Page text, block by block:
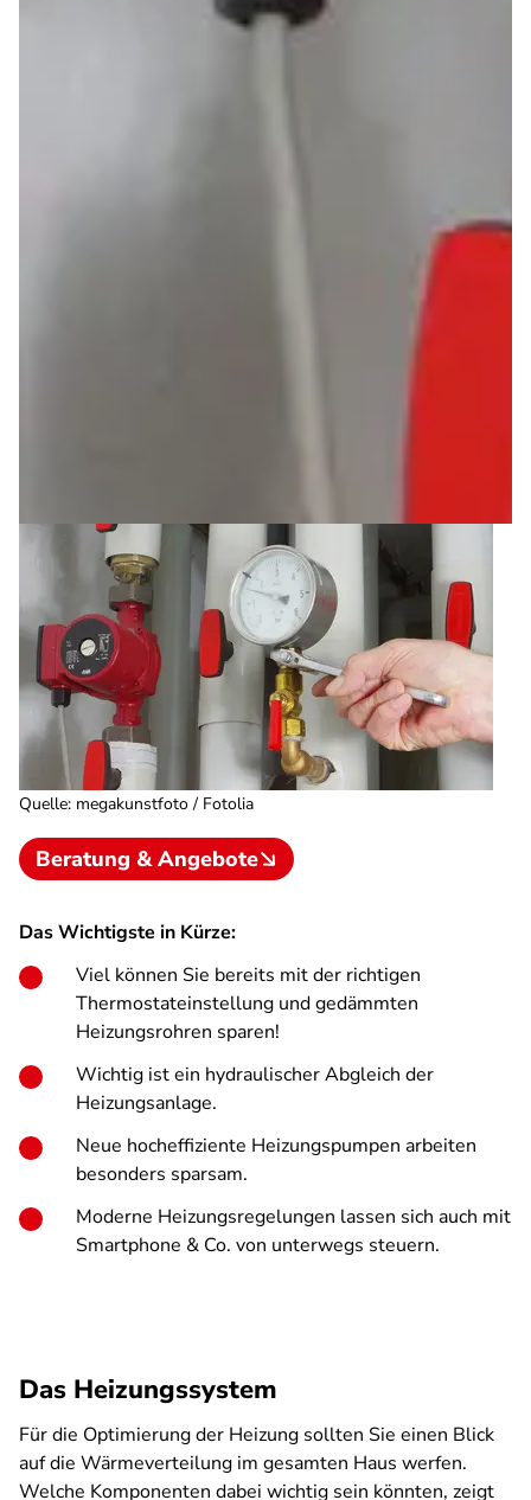
Quelle: megakunstfoto / Fotolia
Beratung & Angebote
Das Wichtigste in Kürze:
Viel können Sie bereits mit der richtigen
Thermostateinstellung und gedämmten
Heizungsrohren sparen!
Wichtig ist ein hydraulischer Abgleich der
Heizungsanlage.
Neue hocheffiziente Heizungspumpen arbeiten
besonders sparsam.
Moderne Heizungsregelungen lassen sich auch mit
Smartphone & Co. von unterwegs steuern.
Das Heizungssystem
Für die Optimierung der Heizung sollten Sie einen Blick
auf die Wärmeverteilung im gesamten Haus werfen.
Welche Komponenten dabei wichtig sein könnten, zeigt